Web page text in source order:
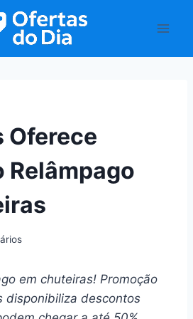
Oferece
Relâmpago
em chuteiras! Promoção
disponibiliza descontos